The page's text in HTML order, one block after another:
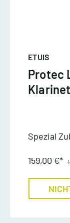
ETUIS
Protec
Spezial
159,00 €*